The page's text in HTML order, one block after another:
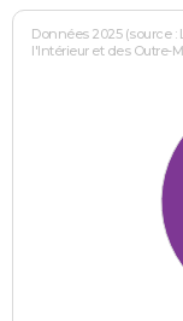
Données 2025 (source
l'Intérieur et des Outre-